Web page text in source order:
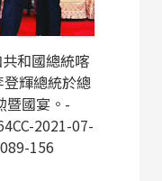
和國總統喀
輝總統於總
暨國宴。-
2021-07-
156